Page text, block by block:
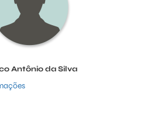
Antônio da Silva